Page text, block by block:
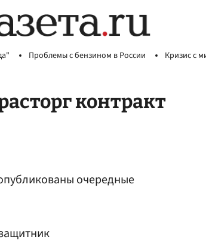
Проблемы с бензином в России Кризис с
контракт
очередные